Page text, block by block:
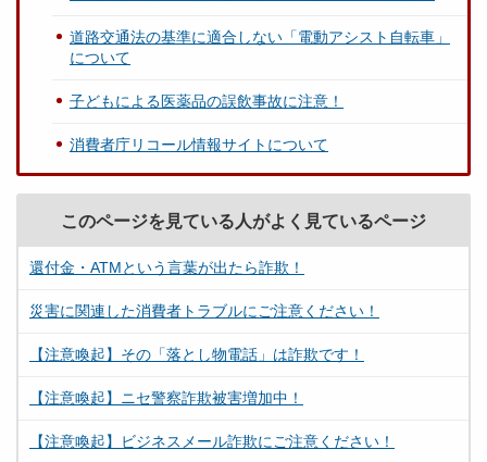
道路交通法の基準に適合しない「電動アシスト自転車」
について
子どもによる医薬品の誤飲事故に注意！
消費者庁リコール情報サイトについて
このページを見ている人がよく見ているページ
還付金・ATMという言葉が出たら詐欺！
災害に関連した消費者トラブルにご注意ください！
【注意喚起】その「落とし物電話」は詐欺です！
【注意喚起】ニセ警察詐欺被害増加中！
【注意喚起】ビジネスメール詐欺にご注意ください！